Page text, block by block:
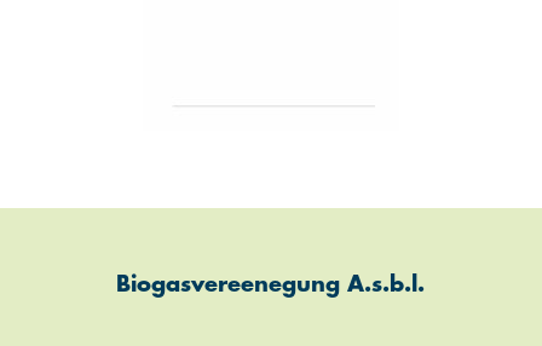
Biogasvereenegung A.s.b.l.